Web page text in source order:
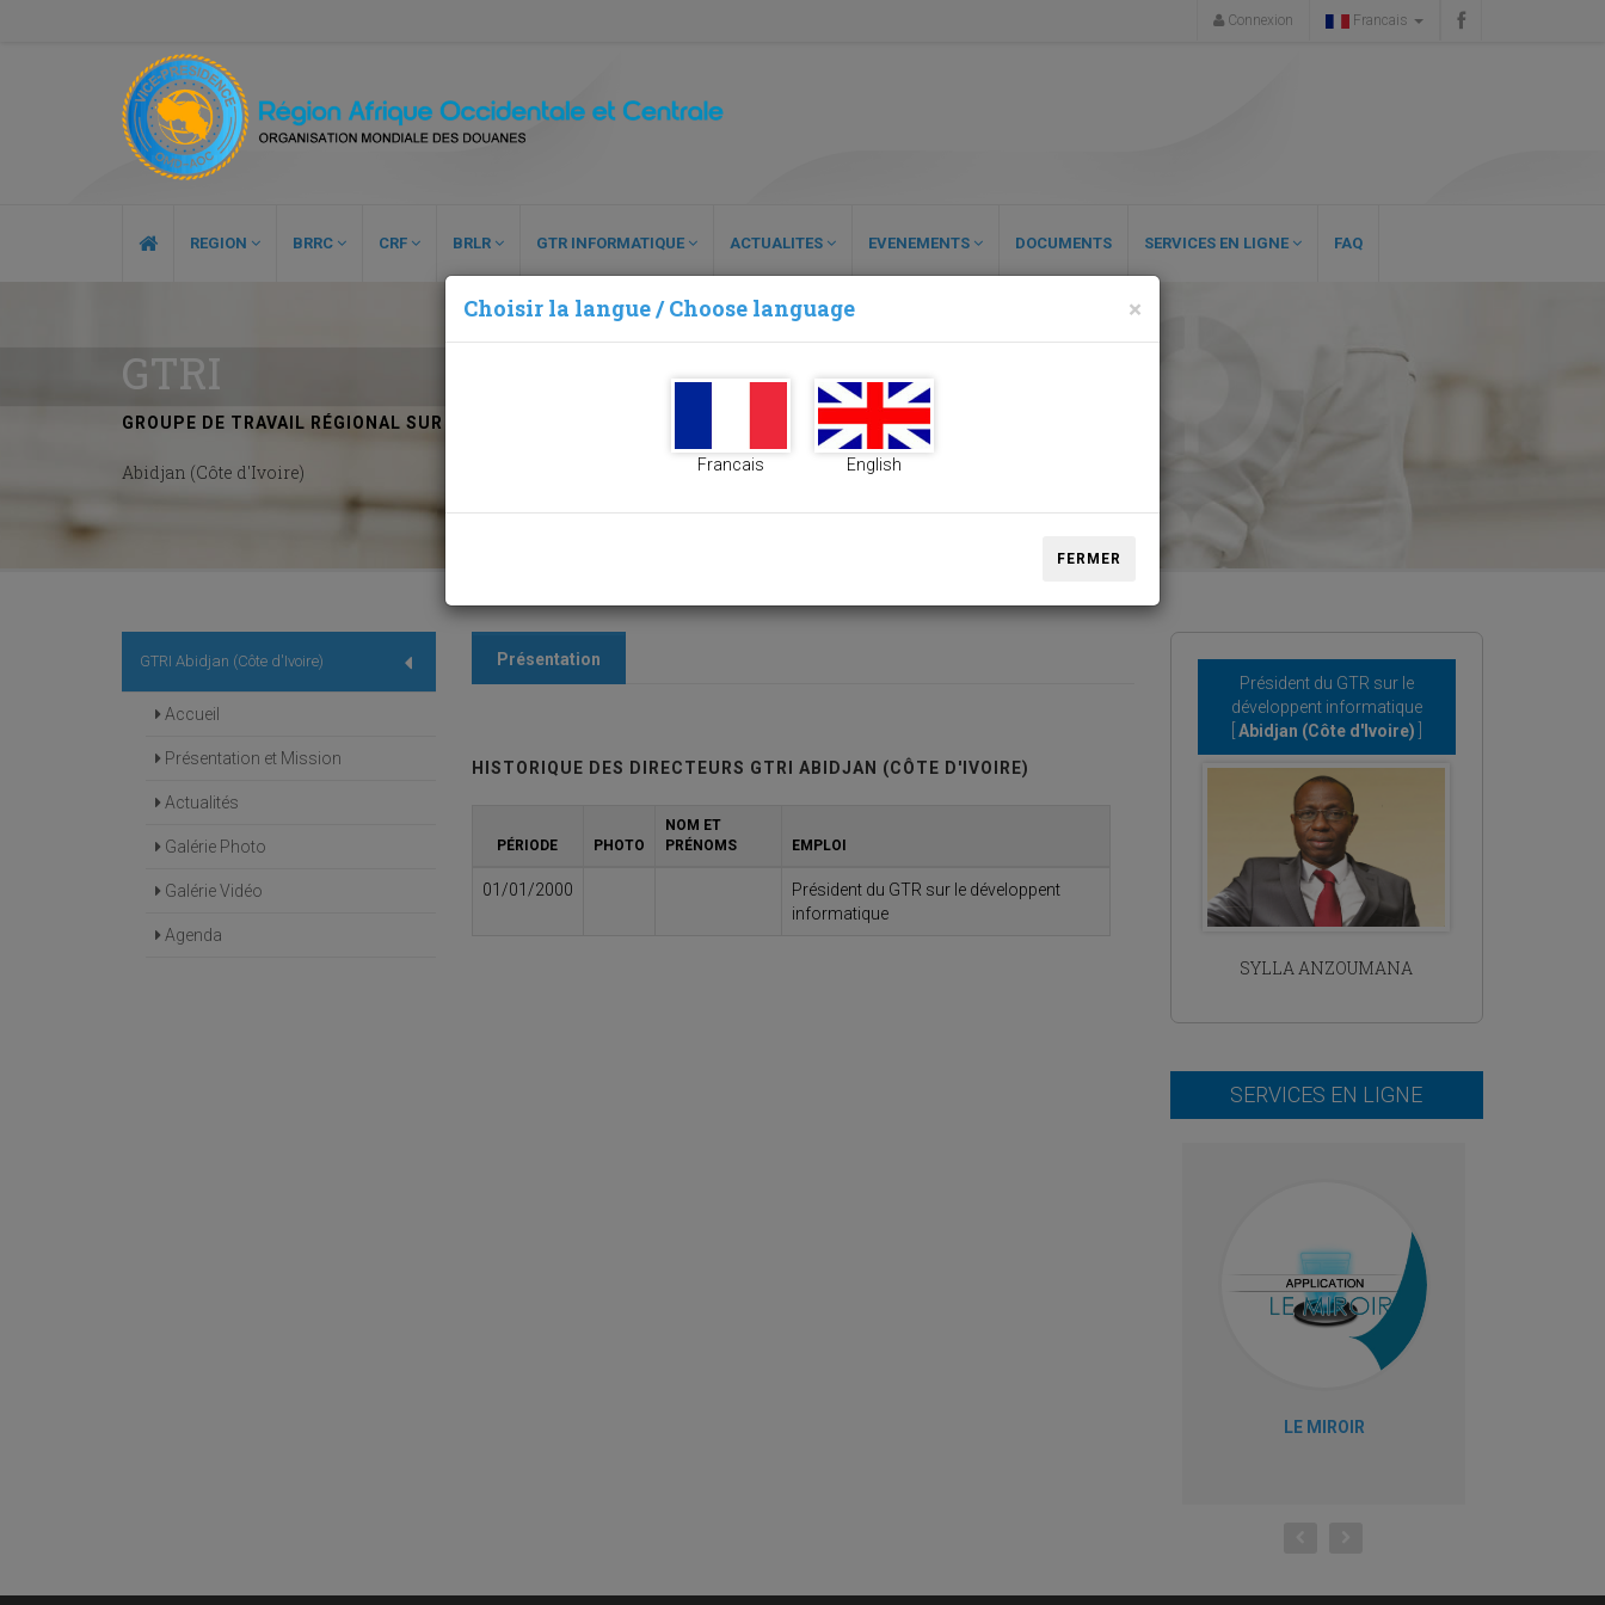
Connexion Francais
REGION BRRC CRF BRLR GTR INFORMATIQUE ACTUALITES EVENEMENTS DOCUMENTS SERVICES EN LIGNE FAQ
GTRI
GROUPE DE TRAVAIL RÉGIONAL SUR LE DÉVELOPPEMENT INFORMATIQUE
Abidjan (Côte d'Ivoire)
GTRI Abidjan (Côte d'Ivoire)
Accueil
Présentation et Mission
Actualités
Galérie Photo
Galérie Vidéo
Agenda
Présentation
HISTORIQUE DES DIRECTEURS GTRI ABIDJAN (CÔTE D'IVOIRE)
PÉRIODE PHOTO
NOM ET
PRÉNOMS
EMPLOI
01/01/2000
Président du GTR sur le développent
informatique
Président du GTR sur le
développent informatique
Abidjan (Côte d'Ivoire)
SYLLA ANZOUMANA
SERVICES EN LIGNE
LE MIROIR
Choisir la langue / Choose language ×
Francais English
FERMER